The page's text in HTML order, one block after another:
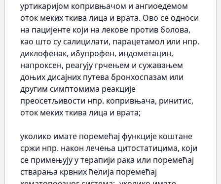
уртикаријом копривњачом и ангиоедемом
оток меких ткива лица и врата. Ово се односи
на пацијенте који на лекове против болова,
као што су салицилати, парацетамол или нпр.
диклофенак, ибупрофен, индометацин,
напроксен, реагују грчењем и сужавањем
доњих дисајних путева бронхоспазам или
другим симптомима реакције
преосетљивости нпр. копривњача, ринитис,
оток меких ткива лица и врата;
уколико имате поремећај функције коштане
сржи нпр. након лечења цитостатицима, који
се примењују у терапији рака или поремећај
стварања крвних ћелија поремећај